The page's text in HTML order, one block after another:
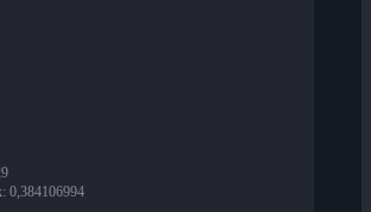
: 0,384106994